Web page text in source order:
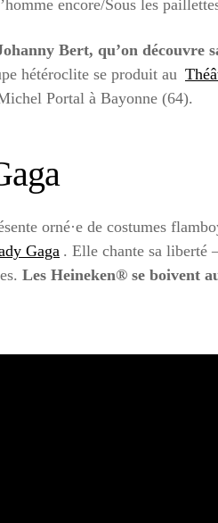
encore/Sous les
Bert, qu’on découvre
hétéroclite se produit au
Portal à Bayonne (64).
orné·e de costumes
Gaga . Elle chante sa liberté
Les Heineken® se boivent